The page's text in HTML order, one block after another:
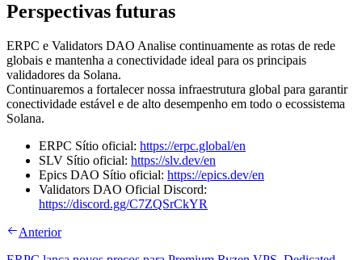
Perspectivas futuras
ERPC e Validators DAO Analise continuamente as rotas de rede
globais e mantenha a conectividade ideal para os principais
validadores da Solana.
Continuaremos a fortalecer nossa infraestrutura global para garantir
conectividade estável e de alto desempenho em todo o ecossistema
Solana.
ERPC Sítio oficial: https://erpc.global/en
SLV Sítio oficial: https://slv.dev/en
Epics DAO Sítio oficial: https://epics.dev/en
Validators DAO Oficial Discord:
https://discord.gg/C7ZQSrCkYR
Anterior